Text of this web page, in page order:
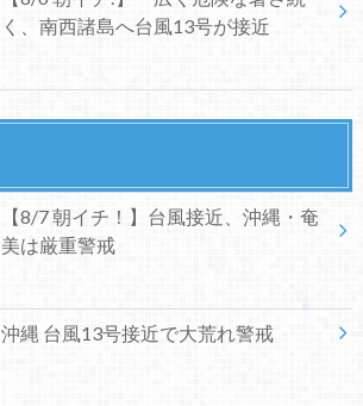
く、南西諸島へ台風13号が接近
【8/7 朝イチ！】台風接近、沖縄・奄
美は厳重警戒
沖縄 台風13号接近で大荒れ警戒